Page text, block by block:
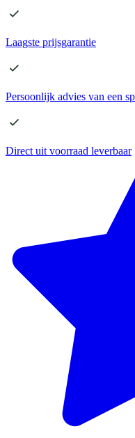
Laagste prijsgarantie
Persoonlijk advies van een
Direct uit voorraad leverbaar